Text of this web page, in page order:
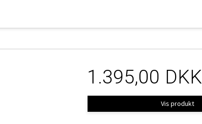
1.395,00 DKK
Vis produkt